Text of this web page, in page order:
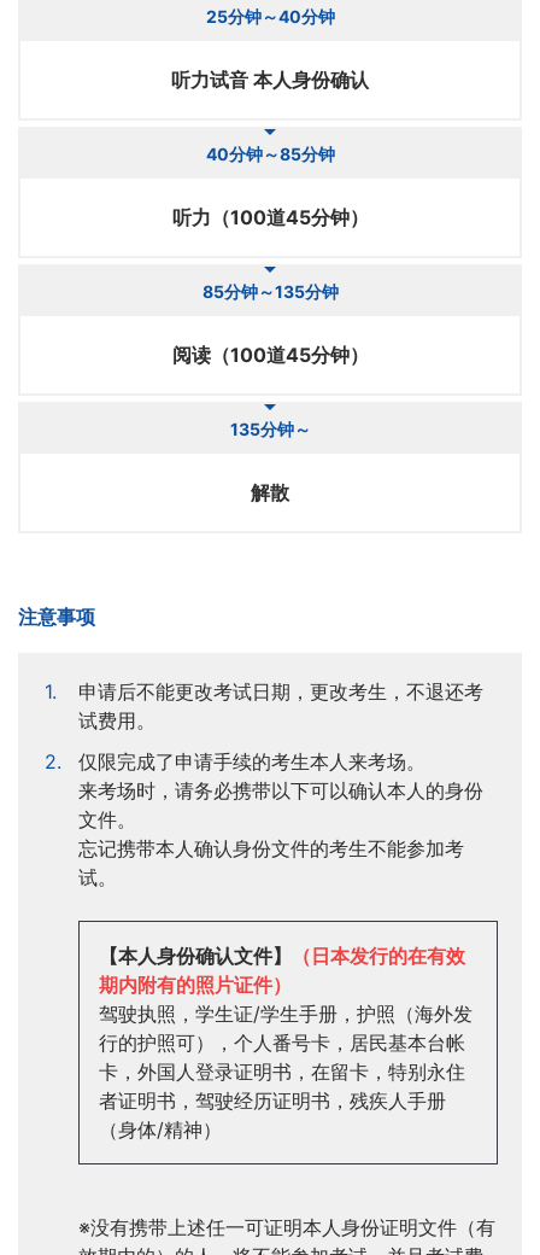
25分钟～40分钟
听力试音 本人身份确认
40分钟～85分钟
听力（100道45分钟）
85分钟～135分钟
阅读（100道45分钟）
135分钟～
解散
注意事项
申请后不能更改考试日期，更改考生，不退还考
试费用。
仅限完成了申请手续的考生本人来考场。
来考场时，请务必携带以下可以确认本人的身份
文件。
忘记携带本人确认身份文件的考生不能参加考
试。
【本人身份确认文件】
（日本发行的在有效
期内附有的照片证件）
驾驶执照，学生证/学生手册，护照（海外发
行的护照可），个人番号卡，居民基本台帐
卡，外国人登录证明书，在留卡，特别永住
者证明书，驾驶经历证明书，残疾人手册
（身体/精神）
※没有携带上述任一可证明本人身份证明文件（有